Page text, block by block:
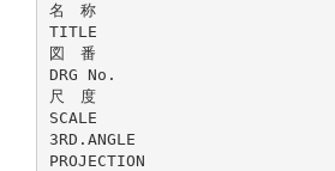
名 称
TITLE
図 番
DRG No.
尺 度
SCALE
3RD.ANGLE
PROJECTION